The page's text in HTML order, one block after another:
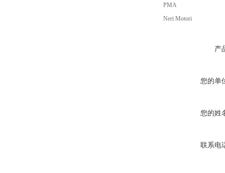
PMA
Neri Motori
产
您的单
您的姓
联系电